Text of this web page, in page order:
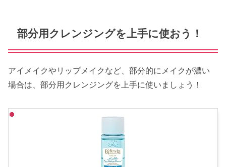
部分用クレンジングを上手に使おう！
アイメイクやリップメイクなど、部分的にメイクが濃い
場合は、部分用クレンジングを上手に使いましょう！